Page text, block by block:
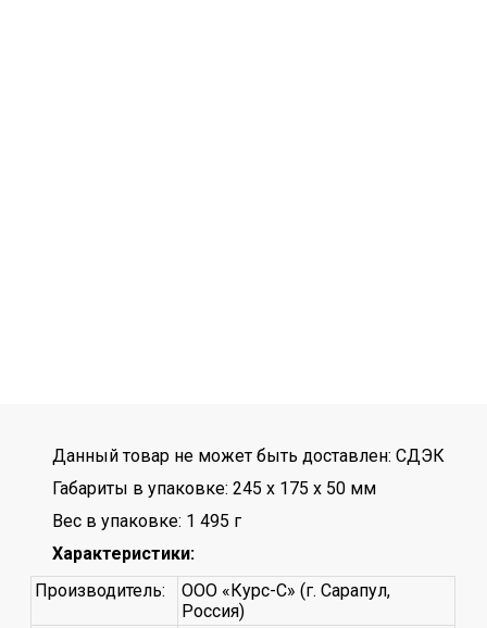
Данный товар не может быть доставлен: СДЭК
Габариты в упаковке: 245 x 175 x 50 мм
Вес в упаковке: 1 495 г
Характеристики:
Производитель:
ООО «Курс-С» (г. Сарапул,
Россия)